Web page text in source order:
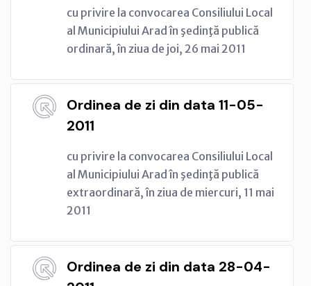
cu privire la convocarea Consiliului Local
al Municipiului Arad în şedinţă publică
ordinară, în ziua de joi, 26 mai 2011
Ordinea de zi din data 11-05-
2011
cu privire la convocarea Consiliului Local
al Municipiului Arad în şedinţă publică
extraordinară, în ziua de miercuri, 11 mai
2011
Ordinea de zi din data 28-04-